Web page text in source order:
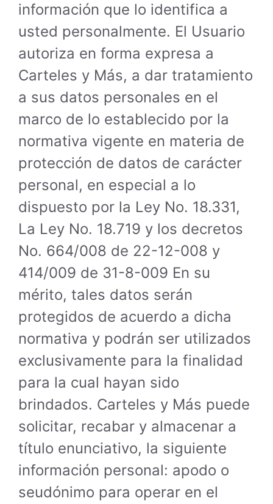
información que lo identifica a
usted personalmente. El Usuario
autoriza en forma expresa a
Carteles y Más, a dar tratamiento
a sus datos personales en el
marco de lo establecido por la
normativa vigente en materia de
protección de datos de carácter
personal, en especial a lo
dispuesto por la Ley No. 18.331,
La Ley No. 18.719 y los decretos
No. 664/008 de 22-12-008 y
414/009 de 31-8-009 En su
mérito, tales datos serán
protegidos de acuerdo a dicha
normativa y podrán ser utilizados
exclusivamente para la finalidad
para la cual hayan sido
brindados. Carteles y Más puede
solicitar, recabar y almacenar a
título enunciativo, la siguiente
información personal: apodo o
seudónimo para operar en el